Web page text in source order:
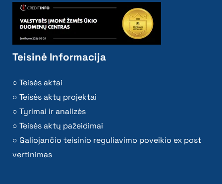
Teisinė Informacija
Teisės aktai
Teisės aktų projektai
Tyrimai ir analizės
Teisės aktų pažeidimai
Galiojančio teisinio reguliavimo poveikio ex post
vertinimas